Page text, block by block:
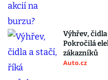
Výhřev,
Pokročilá
zákazníků
Auto.cz